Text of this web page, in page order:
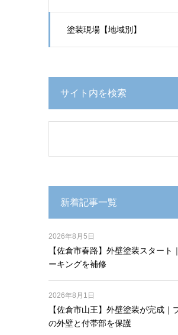
塗装現場【地域別】
サイト内を検索
新着記事一覧
【佐倉市春路】外壁塗装スタート
ーキングを補修
2026年8月5日
【佐倉市山王】外壁塗装が完成｜
の外壁と付帯部を保護
2026年8月1日